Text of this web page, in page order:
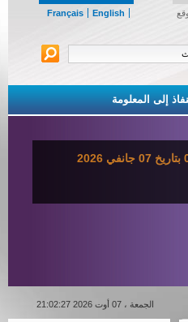
Français English
إلى المعلومة
الجمعة ، 07 أوت 2026 21:02:27